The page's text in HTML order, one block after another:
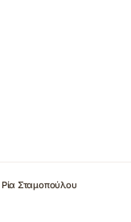
Ρία Σταμοπούλου